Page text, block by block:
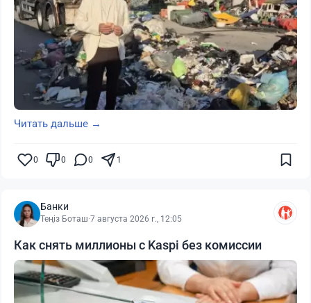
Читать дальше →
0 0 0 1
Банки
Теңіз Боташ·7 августа 2026 г., 12:05
Как снять миллионы с Kaspi без комиссии